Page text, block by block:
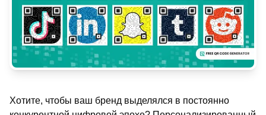
Хотите, чтобы ваш бренд выделялся в постоянно